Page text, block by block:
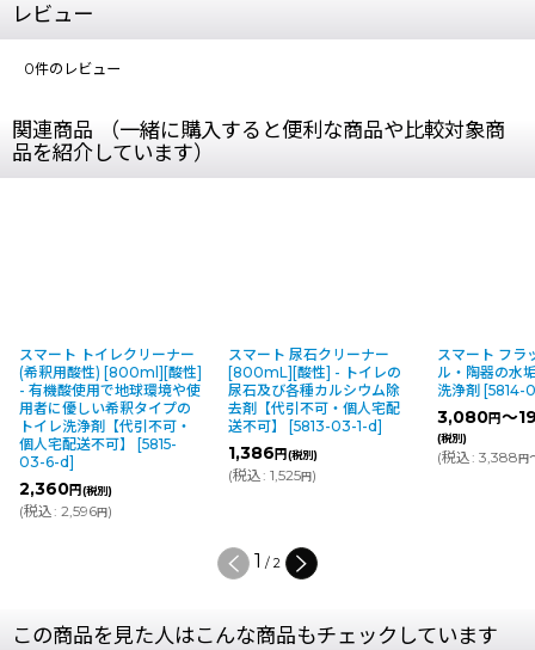
レビュー
0件のレビュー
関連商品 （一緒に購入すると便利な商品や比較対象商
品を紹介しています）
スマート トイレクリーナー
(希釈用酸性) [800ml][酸性]
- 有機酸使用で地球環境や使
用者に優しい希釈タイプの
トイレ洗浄剤【代引不可・
個人宅配送不可】[
5815-
03-6-d]
2,360円(税別)
税込: 2,596円)
スマート 尿石クリーナー
[800mL][酸性] - トイレの
尿石及び各種カルシウム除
去剤【代引不可・個人宅配
送不可】 [ 5813-03-1-d]
1,386円(税別)
税込: 1,525円)
スマート フラッ
ル・陶器の水垢
洗浄剤 [5814-
3,080円～
(税別)
税込: 3,388円～
2 /2
この商品を見た人はこんな商品もチェックしています